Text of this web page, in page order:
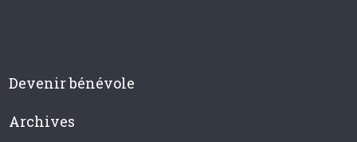
Devenir bénévole
Archives